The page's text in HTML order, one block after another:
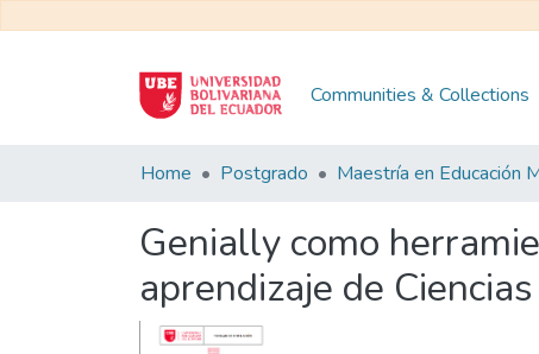
Communities & Collections
Home Postgrado
Genially como
aprendizaje de